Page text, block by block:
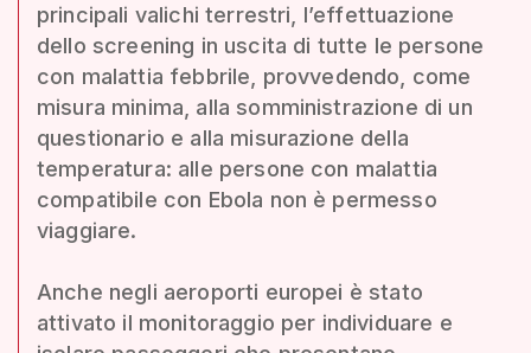
principali valichi terrestri, l’effettuazione
dello screening in uscita di tutte le persone
con malattia febbrile, provvedendo, come
misura minima, alla somministrazione di un
questionario e alla misurazione della
temperatura: alle persone con malattia
compatibile con Ebola non è permesso
viaggiare.
Anche negli aeroporti europei è stato
attivato il monitoraggio per individuare e